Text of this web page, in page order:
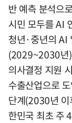
반 예측 분석으
시민 모두를 AI
청년·중년의 AI
(2029~2030년)
의사결정 지원
수출산업으로
단계(2030년
한민국 최초 주